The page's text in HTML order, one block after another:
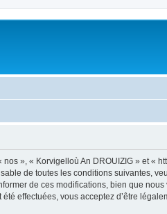
», « Korvigelloù An DROUIZIG » et «
de toutes les conditions suivantes,
de ces modifications, bien que
effectuées, vous acceptez d’être